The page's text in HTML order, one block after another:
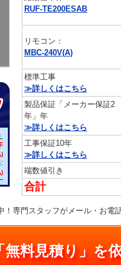
)
)
RUF-TE200ESAB
リモコン：
MBC-240V(A)
標準工事
≫詳しくはこちら
製品保証「メーカー保証2
年」年
≫詳しくはこちら
工事保証10年
≫詳しくはこちら
端数値引き
合計
！専門スタッフがメール・お電
無料見積り」を